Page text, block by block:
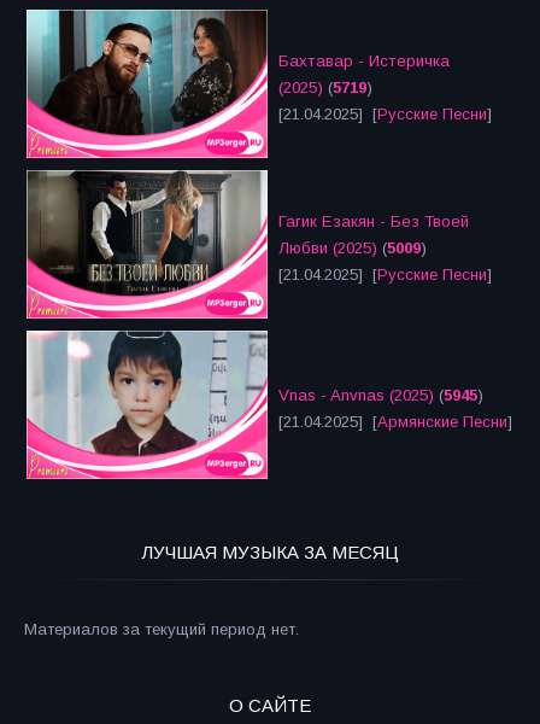
Бахтавар - Истеричка
(2025) (5719)
[21.04.2025] [Русские Песни]
Гагик Езакян - Без Твоей
Любви (2025) (5009)
[21.04.2025] [Русские Песни]
Vnas - Anvnas (2025) (5945)
[21.04.2025] [Армянские Песни]
ЛУЧШАЯ МУЗЫКА ЗА МЕСЯЦ
Материалов за текущий период нет.
О САЙТЕ